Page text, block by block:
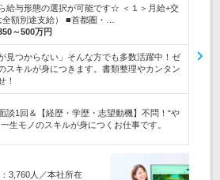
給与形態の選択が可能です☆ ＜１＞月給+交
額別途支給） ■首都圏・…
～500万円
見つからない」そんな方でも多数活躍中！ゼ
スキルが身につきます。書類整理やカンタン
！
1回＆【経歴・学歴・志望動機】不問！“や
生モノのスキルが身につくお仕事です。
3,760人／本社所在